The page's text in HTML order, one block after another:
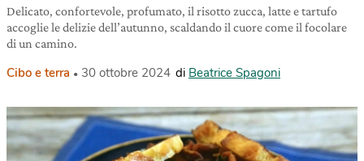
Delicato, confortevole, profumato, il risotto zucca, latte e tartufo
accoglie le delizie dell’autunno, scaldando il cuore come il focolare
di un camino.
Cibo e terra 30 ottobre 2024 di Beatrice Spagoni